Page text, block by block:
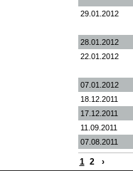
29.01.2012
28.01.2012
22.01.2012
07.01.2012
18.12.2011
17.12.2011
11.09.2011
07.08.2011
1 2 ›